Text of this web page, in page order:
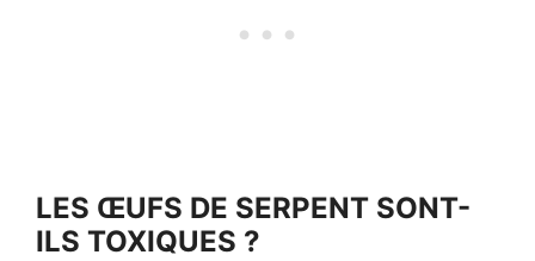
LES ŒUFS DE SERPENT SONT-
ILS TOXIQUES ?